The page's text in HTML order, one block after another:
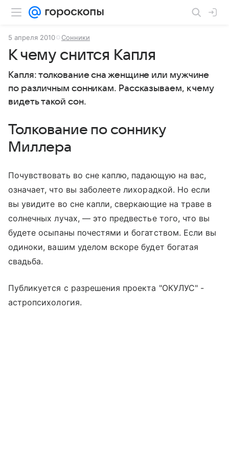
5 апреля 2010 Сонники
К чему снится Капля
Капля: толкование сна женщине или мужчине
по различным сонникам. Рассказываем, к чему
видеть такой сон.
Толкование по соннику
Миллера
Почувствовать во сне каплю, падающую на вас,
означает, что вы заболеете лихорадкой. Но если
вы увидите во сне капли, сверкающие на траве в
солнечных лучах, — это предвестье того, что вы
будете осыпаны почестями и богатством. Если вы
одиноки, вашим уделом вскоре будет богатая
свадьба.
Публикуется с разрешения проекта "ОКУЛУС" -
астропсихология.